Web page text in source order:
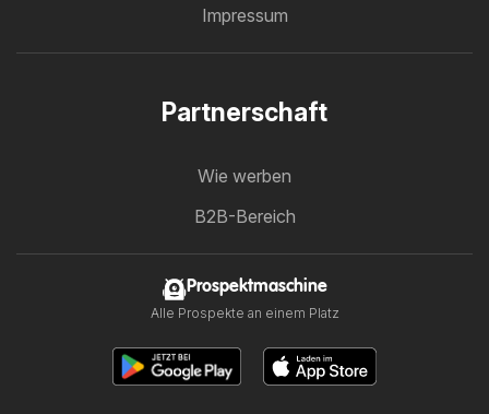
Impressum
Partnerschaft
Wie werben
B2B-Bereich
Prospektmaschine
Alle Prospekte an einem Platz